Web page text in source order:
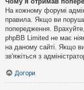
На кожному форумі
правила. Якщо ви
попередження.
phpBB Limited не має
на даному сайті. Якщо
зв'яжіться з
Догори